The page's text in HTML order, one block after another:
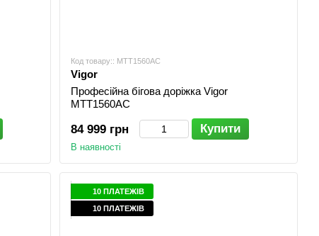
Код товару:: MTT1560AC
Vigor
Професійна бігова доріжка Vigor
MTT1560AC
84 999 грн Купити
В наявності
10 ПЛАТЕЖІВ
10 ПЛАТЕЖІВ